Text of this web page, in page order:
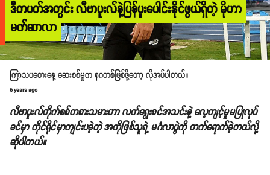
ဒီတပတ်အတွင်း လီဗာပူးလ်နဲ့ပြန်ပူးပေါင်းနိုင်ဖွယ်ရှိတဲ့ မိုဟာ
မက်ဆာလာ
ကြာသပတေးနေ့ ဆေးစစ်မှုက နဂတစ်ဖြစ်ဖို့တော့ လိုအပ်ပါတယ်။
6 years ago
လီဗာပူးလ်တိုက်စစ်ကစားသမားဟာ လက်ရွေးစင်အသင်းနဲ့ လေ့ကျင့်မှုမပြုလုပ်
ခင်မှာ ကိုင်ရိုင်မှာကျင်းပခဲ့တဲ့ အကိုဖြစ်သူရဲ့ မင်္ဂလာပွဲကို တက်ရောက်ခဲ့တယ်လို့
ဆိုပါတယ်။